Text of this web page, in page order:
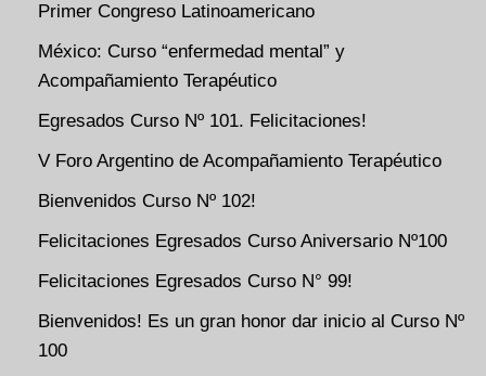
Primer Congreso Latinoamericano
México: Curso “enfermedad mental” y
Acompañamiento Terapéutico
Egresados Curso Nº 101. Felicitaciones!
V Foro Argentino de Acompañamiento Terapéutico
Bienvenidos Curso Nº 102!
Felicitaciones Egresados Curso Aniversario Nº100
Felicitaciones Egresados Curso N° 99!
Bienvenidos! Es un gran honor dar inicio al Curso Nº
100